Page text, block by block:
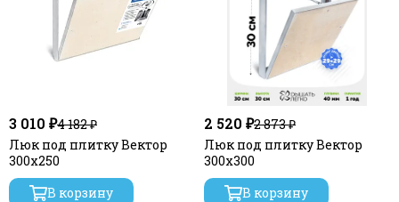
3 010 ₽4 182 ₽
Люк под плитку Вектор
300х250
В корзину
2 520 ₽2 873 ₽
Люк под плитку Вектор
300х300
В корзину